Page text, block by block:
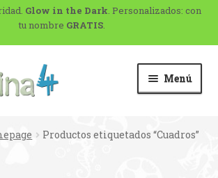
Glow in the Dark. Personalizados: con
tu nombre GRATIS.
Menú
Productos etiquetados “Cuadros”